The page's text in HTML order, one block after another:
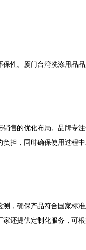
性。厦门台湾洗涤用品品
售的优化布局。品牌专
担，同时确保使用过程
，确保产品符合国家标
还提供定制化服务，可